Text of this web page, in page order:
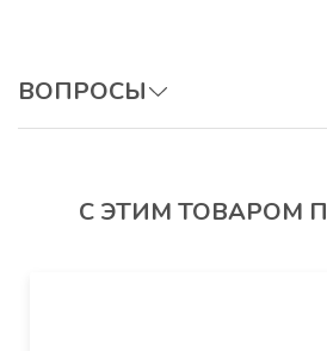
ВОПРОСЫ
С ЭТИМ ТОВАРОМ